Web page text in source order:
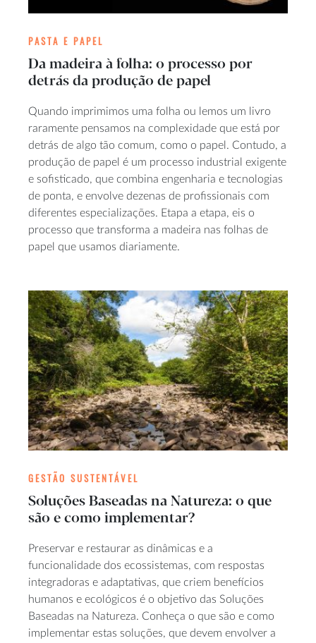
PASTA E PAPEL
Da madeira à folha: o processo por
detrás da produção de papel
Quando imprimimos uma folha ou lemos um livro
raramente pensamos na complexidade que está por
detrás de algo tão comum, como o papel. Contudo, a
produção de papel é um processo industrial exigente
e sofisticado, que combina engenharia e tecnologias
de ponta, e envolve dezenas de profissionais com
diferentes especializações. Etapa a etapa, eis o
processo que transforma a madeira nas folhas de
papel que usamos diariamente.
GESTÃO SUSTENTÁVEL
Soluções Baseadas na Natureza: o que
são e como implementar?
Preservar e restaurar as dinâmicas e a
funcionalidade dos ecossistemas, com respostas
integradoras e adaptativas, que criem benefícios
humanos e ecológicos é o objetivo das Soluções
Baseadas na Natureza. Conheça o que são e como
implementar estas soluções, que devem envolver a